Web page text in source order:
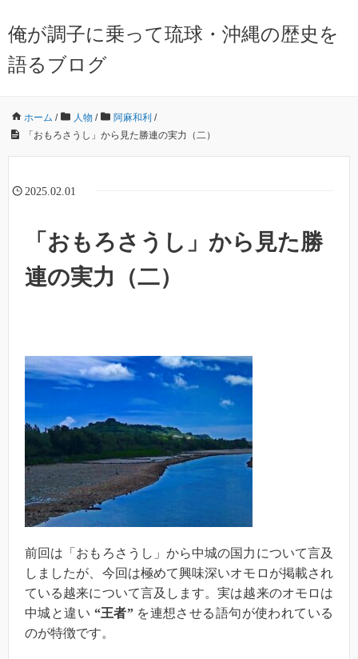
俺が調子に乗って琉球・沖縄の歴史を
語るブログ
ホーム / 人物 / 阿麻和利 /
「おもろさうし」から見た勝連の実力（二）
2025.02.01
「おもろさうし」から見た勝
連の実力（二）
前回は「おもろさうし」から中城の国力について言及
しましたが、今回は極めて興味深いオモロが掲載され
ている越来について言及します。実は越来のオモロは
中城と違い “王者”を連想させる語句が使われている
のが特徴です。